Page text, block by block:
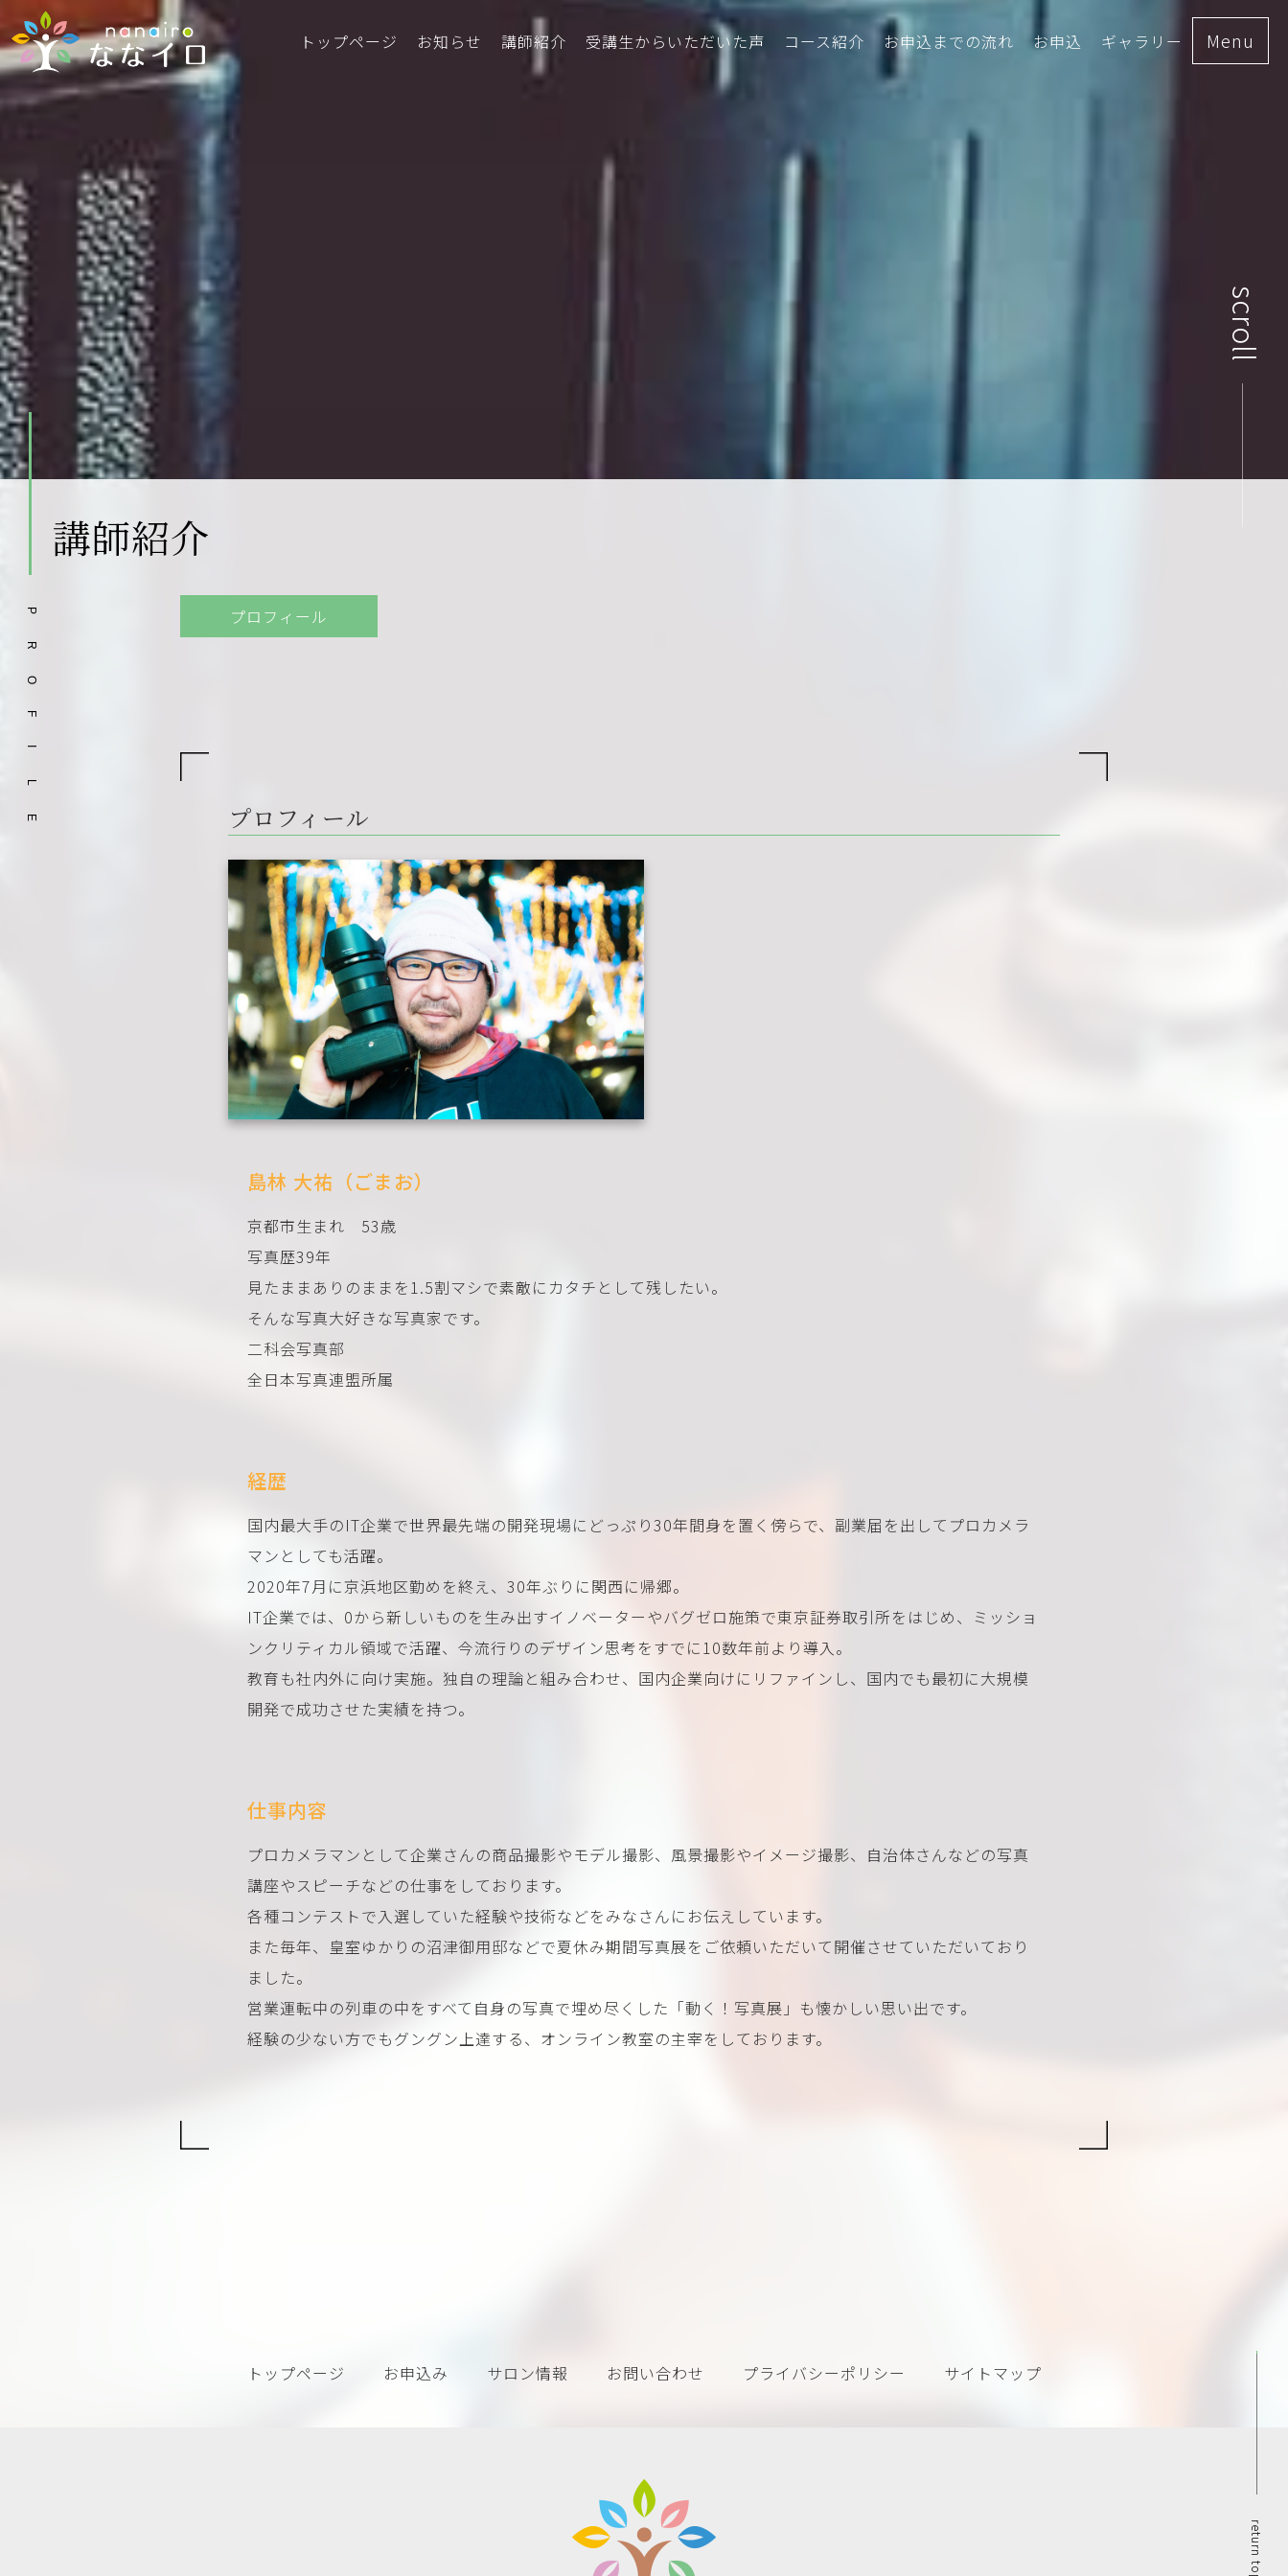
トップページ お知らせ 講師紹介 受講生からいただいた声 コース紹介 お申込までの流れ お申込 ギャラリー Menu
scroll
講師紹介
P
R
O
F
I
L
E
プロフィール
プロフィール
島林 大祐（ごまお）
京都市生まれ 53歳
写真歴39年
見たままありのままを1.5割マシで素敵にカタチとして残したい。
そんな写真大好きな写真家です。
二科会写真部
全日本写真連盟所属
経歴
国内最大手のIT企業で世界最先端の開発現場にどっぷり30年間身を置く傍らで、副業届を出してプロカメラ
マンとしても活躍。
2020年7月に京浜地区勤めを終え、30年ぶりに関西に帰郷。
IT企業では、0から新しいものを生み出すイノベーターやバグゼロ施策で東京証券取引所をはじめ、ミッショ
ンクリティカル領域で活躍、今流行りのデザイン思考をすでに10数年前より導入。
教育も社内外に向け実施。独自の理論と組み合わせ、国内企業向けにリファインし、国内でも最初に大規模
開発で成功させた実績を持つ。
仕事内容
プロカメラマンとして企業さんの商品撮影やモデル撮影、風景撮影やイメージ撮影、自治体さんなどの写真
講座やスピーチなどの仕事をしております。
各種コンテストで入選していた経験や技術などをみなさんにお伝えしています。
また毎年、皇室ゆかりの沼津御用邸などで夏休み期間写真展をご依頼いただいて開催させていただいており
ました。
営業運転中の列車の中をすべて自身の写真で埋め尽くした「動く！写真展」も懐かしい思い出です。
経験の少ない方でもグングン上達する、オンライン教室の主宰をしております。
トップページ お申込み サロン情報 お問い合わせ プライバシーポリシー サイトマップ
return top